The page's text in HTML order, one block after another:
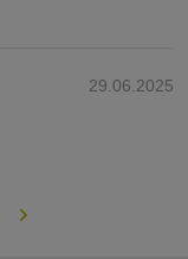
29.06.2025